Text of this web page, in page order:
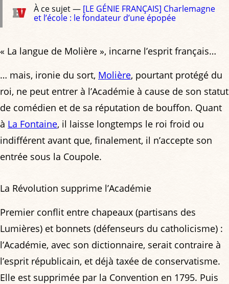
À ce sujet — [LE GÉNIE FRANÇAIS] Charlemagne
et l’école : le fondateur d’une épopée
« La langue de Molière », incarne l’esprit français…
… mais, ironie du sort, Molière, pourtant protégé du
roi, ne peut entrer à l’Académie à cause de son statut
de comédien et de sa réputation de bouffon. Quant
à La Fontaine, il laisse longtemps le roi froid ou
indifférent avant que, finalement, il n’accepte son
entrée sous la Coupole.
La Révolution supprime l’Académie
Premier conflit entre chapeaux (partisans des
Lumières) et bonnets (défenseurs du catholicisme) :
l’Académie, avec son dictionnaire, serait contraire à
l’esprit républicain, et déjà taxée de conservatisme.
Elle est supprimée par la Convention en 1795. Puis